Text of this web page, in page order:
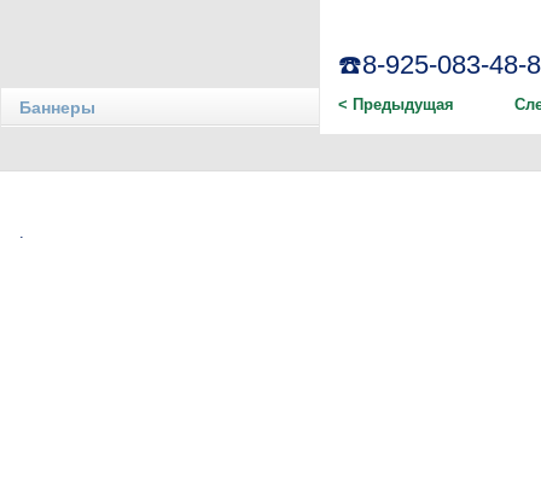
☎️8-925-083-48-
< Предыдущая
Баннеры
.